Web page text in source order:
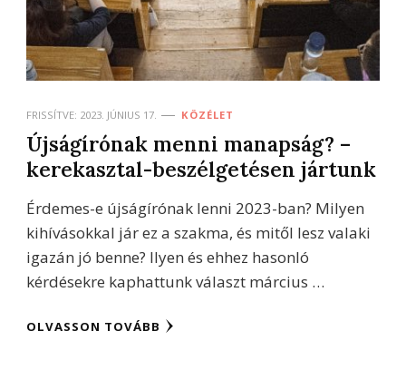
FRISSÍTVE: 2023. JÚNIUS 17. KÖZÉLET
Újságírónak menni manapság? –
kerekasztal-beszélgetésen jártunk
Érdemes-e újságírónak lenni 2023-ban? Milyen
kihívásokkal jár ez a szakma, és mitől lesz valaki
igazán jó benne? Ilyen és ehhez hasonló
kérdésekre kaphattunk választ március …
OLVASSON TOVÁBB